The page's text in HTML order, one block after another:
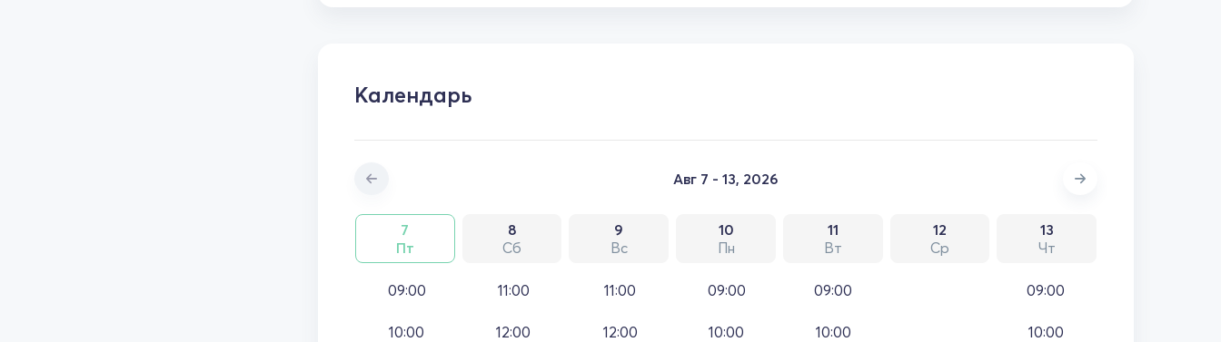
Календарь
Авг 7 - 13, 2026
7
Пт
8
Сб
9
Вс
10
Пн
11
Вт
12
Ср
13
Чт
09:00
10:00
11:00
12:00
11:00
12:00
09:00
10:00
09:00
10:00
09:00
10:00